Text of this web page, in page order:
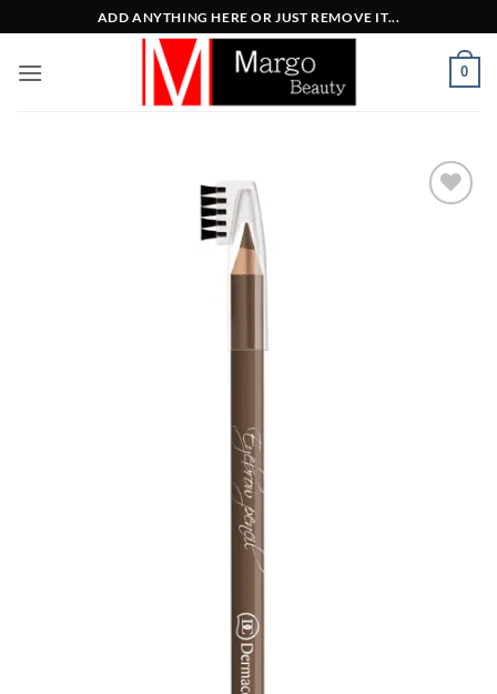
στο
περιεχόμενο
ADD ANYTHING HERE OR JUST REMOVE IT...
0